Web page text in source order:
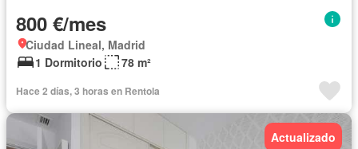
800 €/mes
Ciudad Lineal, Madrid
1 Dormitorio
78 m²
Hace 2 días, 3 horas en Rentola
Actualizado